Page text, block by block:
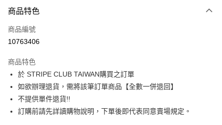
3 期 0 利率 每期
合作金庫商業銀行
上海商業儲蓄銀行
臺灣中小企業銀行
匯豐（台灣）商業銀行
華泰商業銀行
聯邦商業銀行
遠東國際商業銀行
元大商業銀行
玉山商業銀行
星展（台灣）商業銀行
超商取貨付款
LINE Pay
Apple Pay
街口支付
悠遊付
商品特色
商品編號
10763406
商品特色
於 STRIPE CLUB TAIWAN購買之訂單
如欲辦理退貨，需將該筆訂單商品【全數一併退回】
不提供單件退貨!!
訂購前請先詳讀購物說明，下單後即代表同意賣場規定。